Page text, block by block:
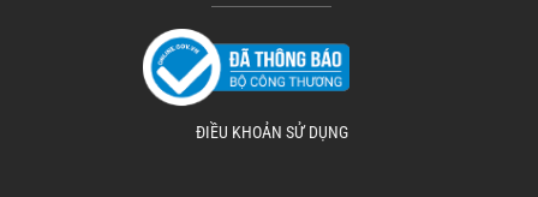
ĐIỀU KHOẢN SỬ DỤNG